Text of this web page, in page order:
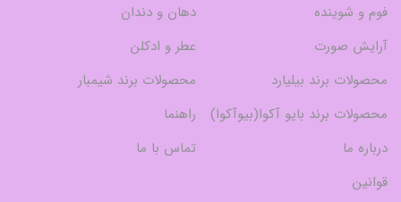
فوم و شوینده
دهان و دندان
آرایش صورت
عطر و ادکلن
محصولات برند بیلیارد
محصولات برند شیمبار
محصولات برند بایو آکوا(بیوآکوا)
راهنما
درباره ما
تماس با ما
قوانین